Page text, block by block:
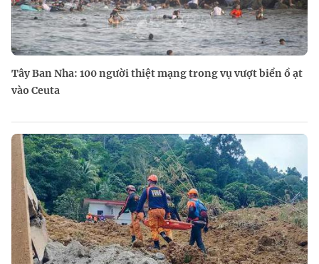
Tây Ban Nha: 100 người thiệt mạng trong vụ vượt biển ồ ạt
vào Ceuta